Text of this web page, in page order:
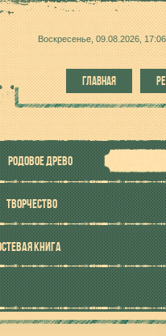
Воскресенье, 09.08.2026, 17:06
ГЛАВНАЯ
РОДОВОЕ ДРЕВО
ТВОРЧЕСТВО
КНИГА